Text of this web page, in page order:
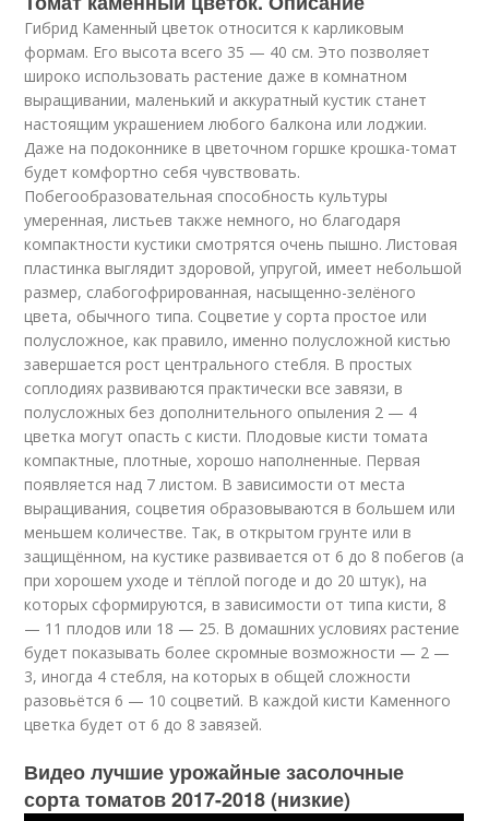
Гибрид Каменный цветок относится к карликовым
формам. Его высота всего 35 — 40 см. Это позволяет
широко использовать растение даже в комнатном
выращивании, маленький и аккуратный кустик станет
настоящим украшением любого балкона или лоджии.
Даже на подоконнике в цветочном горшке крошка-томат
будет комфортно себя чувствовать.
Побегообразовательная способность культуры
умеренная, листьев также немного, но благодаря
компактности кустики смотрятся очень пышно. Листовая
пластинка выглядит здоровой, упругой, имеет небольшой
размер, слабогофрированная, насыщенно-зелёного
цвета, обычного типа. Соцветие у сорта простое или
полусложное, как правило, именно полусложной кистью
завершается рост центрального стебля. В простых
соплодиях развиваются практически все завязи, в
полусложных без дополнительного опыления 2 — 4
цветка могут опасть с кисти. Плодовые кисти томата
компактные, плотные, хорошо наполненные. Первая
появляется над 7 листом. В зависимости от места
выращивания, соцветия образовываются в большем или
меньшем количестве. Так, в открытом грунте или в
защищённом, на кустике развивается от 6 до 8 побегов (а
при хорошем уходе и тёплой погоде и до 20 штук), на
которых сформируются, в зависимости от типа кисти, 8
— 11 плодов или 18 — 25. В домашних условиях растение
будет показывать более скромные возможности — 2 —
3, иногда 4 стебля, на которых в общей сложности
разовьётся 6 — 10 соцветий. В каждой кисти Каменного
цветка будет от 6 до 8 завязей.
Видео лучшие урожайные засолочные
сорта томатов 2017-2018 (низкие)